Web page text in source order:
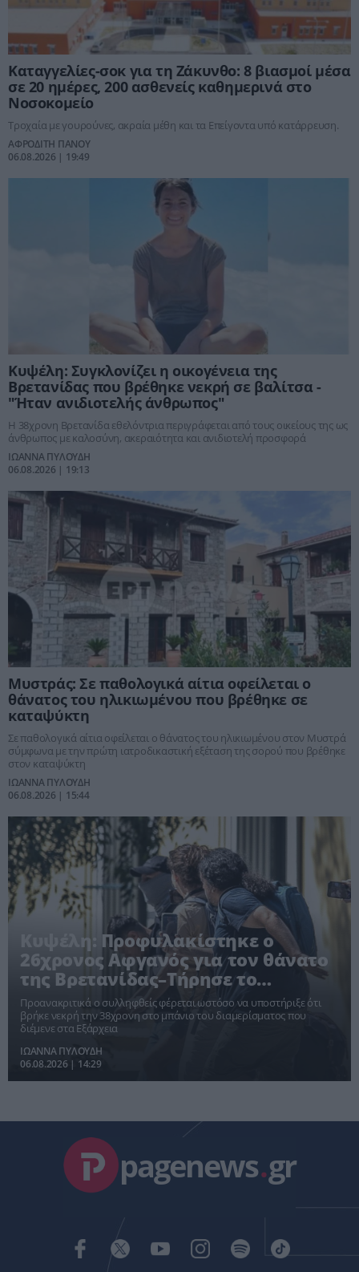
Καταγγελίες-σοκ για τη Ζάκυνθο: 8 βιασμοί μέσα
σε 20 ημέρες, 200 ασθενείς καθημερινά στο
Νοσοκομείο
Τροχαία με γουρούνες, ακραία μέθη και τα Επείγοντα υπό κατάρρευση.
ΑΦΡΟΔΙΤΗ ΠΑΝΟΥ
06.08.2026 | 19:49
Κυψέλη: Συγκλονίζει η οικογένεια της
Βρετανίδας που βρέθηκε νεκρή σε βαλίτσα -
"Ήταν ανιδιοτελής άνθρωπος"
Η 38χρονη Βρετανίδα εθελόντρια περιγράφεται από τους οικείους της ως
άνθρωπος με καλοσύνη, ακεραιότητα και ανιδιοτελή προσφορά
ΙΩΑΝΝΑ ΠΥΛΟΥΔΗ
06.08.2026 | 19:13
Μυστράς: Σε παθολογικά αίτια οφείλεται ο
θάνατος του ηλικιωμένου που βρέθηκε σε
καταψύκτη
Σε παθολογικά αίτια οφείλεται ο θάνατος του ηλικιωμένου στον Μυστρά
σύμφωνα με την πρώτη ιατροδικαστική εξέταση της σορού που βρέθηκε
στον καταψύκτη
ΙΩΑΝΝΑ ΠΥΛΟΥΔΗ
06.08.2026 | 15:44
Κυψέλη: Προφυλακίστηκε ο
26χρονος Αφγανός για τον θάνατο
της Βρετανίδας–Τήρησε το
δικαίωμα της σιωπής
Προανακριτικά ο συλληφθείς φέρεται ωστόσο να υποστήριξε ότι
βρήκε νεκρή την 38χρονη στο μπάνιο του διαμερίσματος που
διέμενε στα Εξάρχεια
ΙΩΑΝΝΑ ΠΥΛΟΥΔΗ
06.08.2026 | 14:29
pagenews.gr